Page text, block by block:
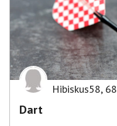
Hibiskus58, 68
Dart